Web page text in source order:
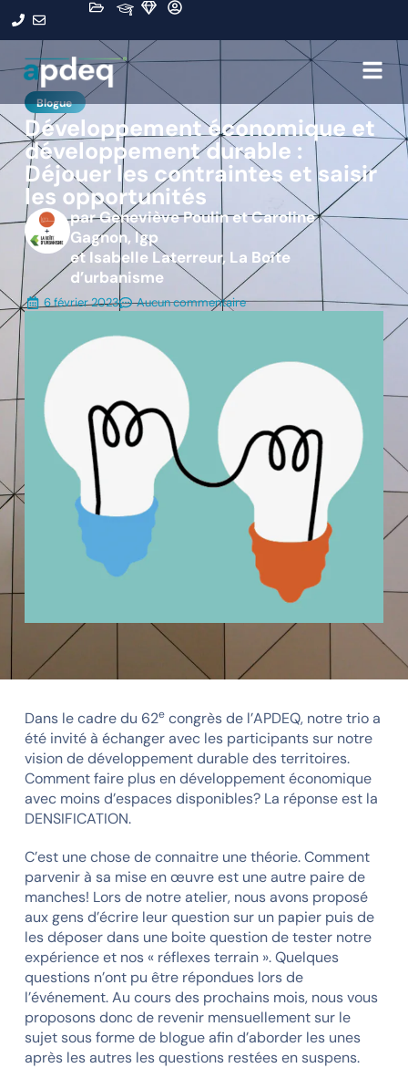
Blogue
Développement économique et
développement durable :
Déjouer les contraintes et saisir
les opportunités
par Geneviève Poulin et Caroline
Gagnon, lgp
et Isabelle Laterreur, La Boîte
d’urbanisme
6 février 2023 Aucun commentaire
Dans le cadre du 62econgrès de l’APDEQ, notre trio a
été invité à échanger avec les participants sur notre
vision de développement durable des territoires.
Comment faire plus en développement économique
avec moins d’espaces disponibles? La réponse est la
DENSIFICATION.
C’est une chose de connaitre une théorie. Comment
parvenir à sa mise en œuvre est une autre paire de
manches! Lors de notre atelier, nous avons proposé
aux gens d’écrire leur question sur un papier puis de
les déposer dans une boite question de tester notre
expérience et nos « réflexes terrain ». Quelques
questions n’ont pu être répondues lors de
l’événement. Au cours des prochains mois, nous vous
proposons donc de revenir mensuellement sur le
sujet sous forme de blogue afin d’aborder les unes
après les autres les questions restées en suspens.